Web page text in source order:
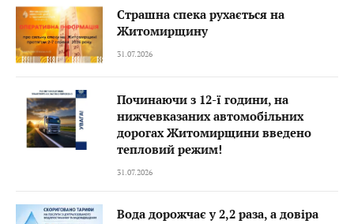
Страшна спека рухається на
Житомирщину
31.07.2026
Починаючи з 12-ї години, на
нижчевказаних автомобільних
дорогах Житомирщини введено
тепловий режим!
31.07.2026
Вода дорожчає у 2,2 раза, а довіра